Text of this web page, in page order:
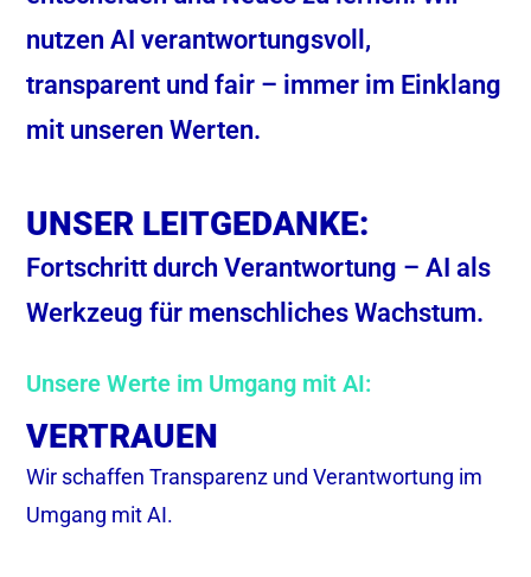
nutzen AI verantwortungsvoll,
transparent und fair – immer im Einklang
mit unseren Werten.
UNSER LEITGEDANKE:
Fortschritt durch Verantwortung – AI als
Werkzeug für menschliches Wachstum.
Unsere Werte im Umgang mit AI:
VERTRAUEN
Wir schaffen Transparenz und Verantwortung im
Umgang mit AI.